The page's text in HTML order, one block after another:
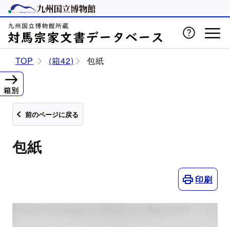
TOP (箱42) 包紙
前のページに戻る
包紙
印刷
箱別